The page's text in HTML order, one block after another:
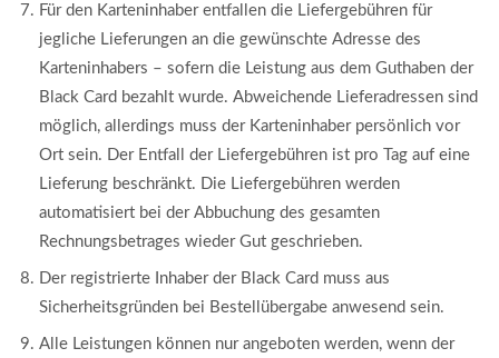
Für den Karteninhaber entfallen die Liefergebühren für
jegliche Lieferungen an die gewünschte Adresse des
Karteninhabers – sofern die Leistung aus dem Guthaben der
Black Card bezahlt wurde. Abweichende Lieferadressen sind
möglich, allerdings muss der Karteninhaber persönlich vor
Ort sein. Der Entfall der Liefergebühren ist pro Tag auf eine
Lieferung beschränkt. Die Liefergebühren werden
automatisiert bei der Abbuchung des gesamten
Rechnungsbetrages wieder Gut geschrieben.
Der registrierte Inhaber der Black Card muss aus
Sicherheitsgründen bei Bestellübergabe anwesend sein.
Alle Leistungen können nur angeboten werden, wenn der